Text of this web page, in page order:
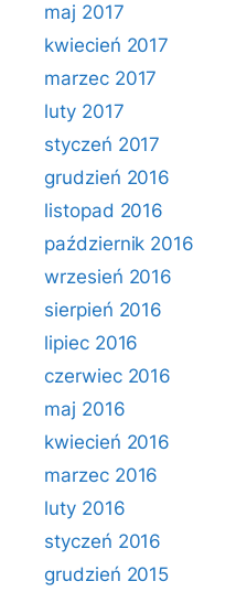
maj 2017
kwiecień 2017
marzec 2017
luty 2017
styczeń 2017
grudzień 2016
listopad 2016
październik 2016
wrzesień 2016
sierpień 2016
lipiec 2016
czerwiec 2016
maj 2016
kwiecień 2016
marzec 2016
luty 2016
styczeń 2016
grudzień 2015